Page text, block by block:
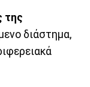
της
διάστημα,